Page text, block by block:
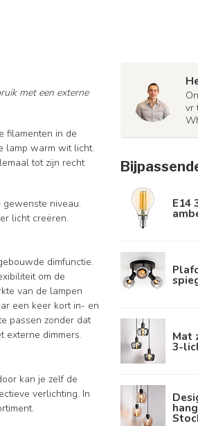
met een externe
filamenten in de
lamp warm wit licht.
tot zijn recht
niveau.
licht creëren.
dimfunctie.
om de
van de lampen
een keer kort in- en
passen zonder dat
externe dimmers.
kan je zelf de
verlichting. In
vr
E14
Mat
3-